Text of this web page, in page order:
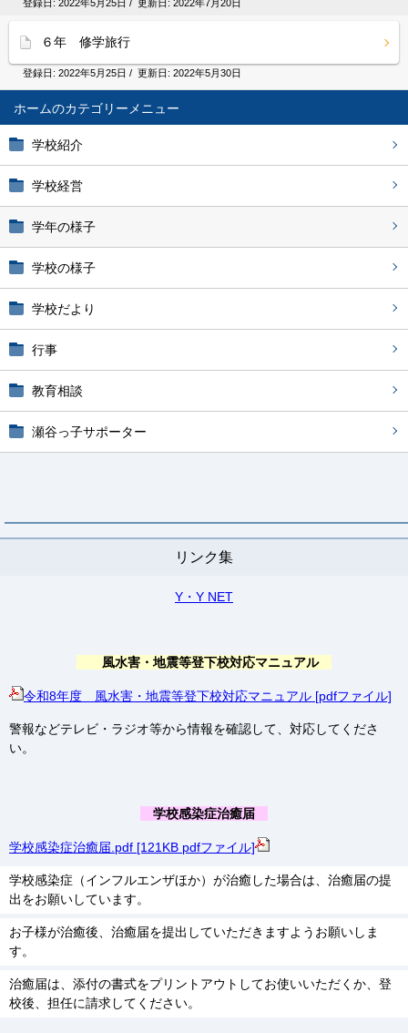
ホーム
学校紹介
学校経営
学年の様子
学校の様子
学校だより
行事
教育相談
瀬谷っ子サポーター
リンク集
Y・Y NET
風水害・地震等登下校対応マニュアル
令和8年度 風水害・地震等登下校対応マニュアル [pdfファイル]
警報などテレビ・ラジオ等から情報を確認して、対応してくださ
い。
学校感染症治癒届
学校感染症治癒届.pdf [121KB pdfファイル]
学校感染症（インフルエンザほか）が治癒した場合は、治癒届の提
出をお願いしています。
お子様が治癒後、治癒届を提出していただきますようお願いしま
す。
治癒届は、添付の書式をプリントアウトしてお使いいただくか、登
校後、担任に請求してください。
登録日: 2022年5月25日 / 更新日: 2022年7月20日
６年 修学旅行
登録日: 2022年5月25日 / 更新日: 2022年5月30日